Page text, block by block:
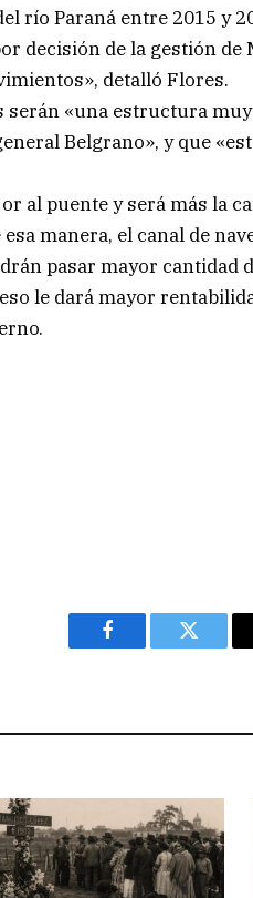
río Paraná entre 2015 y
decisión de la gestión de
detalló Flores.
serán «una estructura
Belgrano», y que
al puente y será más la
manera, el canal de
pasar mayor cantidad
le dará mayor
Facebook Twitter